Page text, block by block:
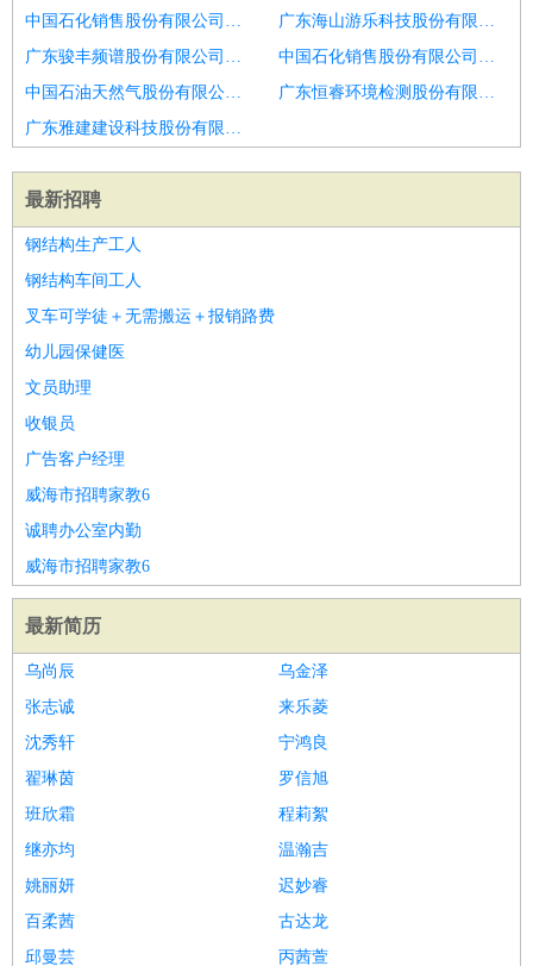
中国石化销售股份有限公司广东广州花都杨荷加油站招聘美发助理
广东海山游乐科技股份有限公司招聘美发助理
广东骏丰频谱股份有限公司洛溪碧桂园分公司招聘美发助理
中国石化销售股份有限公司广东佛山高明石油分公司招聘美发助理
中国石油天然气股份有限公司广东肇庆封开江口加油站招聘美发助理
广东恒睿环境检测股份有限公司南沙分公司招聘美发助理
广东雅建建设科技股份有限公司昆山分公司招聘美发助理
最新招聘
钢结构生产工人
钢结构车间工人
叉车可学徒＋无需搬运＋报销路费
幼儿园保健医
文员助理
收银员
广告客户经理
威海市招聘家教6
诚聘办公室内勤
威海市招聘家教6
最新简历
乌尚辰
乌金泽
张志诚
来乐菱
沈秀轩
宁鸿良
翟琳茵
罗信旭
班欣霜
程莉絮
继亦均
温瀚吉
姚丽妍
迟妙睿
百柔茜
古达龙
邱曼芸
丙茜萱